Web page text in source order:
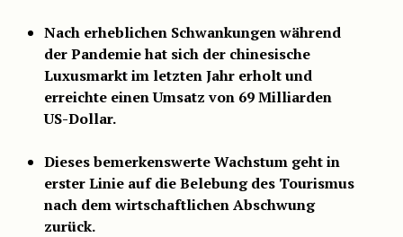
Nach erheblichen Schwankungen während
der Pandemie hat sich der chinesische
Luxusmarkt im letzten Jahr erholt und
erreichte einen Umsatz von 69 Milliarden
US-Dollar.
Dieses bemerkenswerte Wachstum geht in
erster Linie auf die Belebung des Tourismus
nach dem wirtschaftlichen Abschwung
zurück.